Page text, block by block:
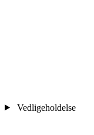
Vedligeholdelse